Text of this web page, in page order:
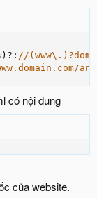
) ? : //
có nội dung
của website.